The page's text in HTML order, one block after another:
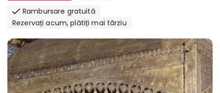
Rambursare gratuită
Rezervați acum, plătiți mai târziu